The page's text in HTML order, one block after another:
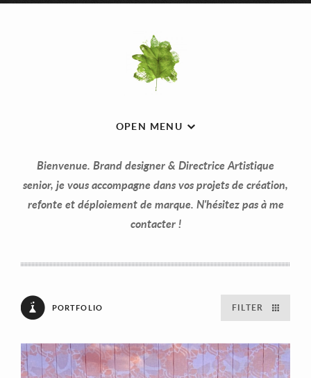
OPEN MENU
Bienvenue. Brand designer & Directrice Artistique
senior, je vous accompagne dans vos projets de création,
refonte et déploiement de marque. N'hésitez pas à me
contacter !
PORTFOLIO FILTER